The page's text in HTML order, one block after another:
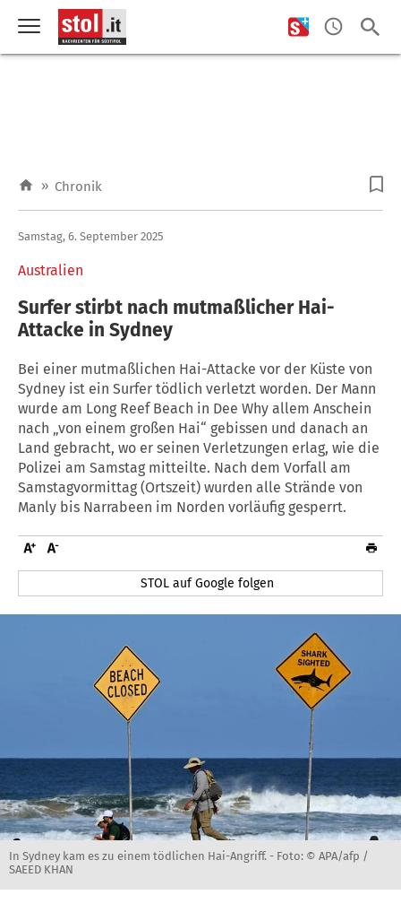
» Chronik
Australien
Samstag, 6. September 2025
Surfer stirbt nach mutmaßlicher Hai-
Attacke in Sydney
Bei einer mutmaßlichen Hai-Attacke vor der Küste von
Sydney ist ein Surfer tödlich verletzt worden. Der Mann
wurde am Long Reef Beach in Dee Why allem Anschein
nach „von einem großen Hai“ gebissen und danach an
Land gebracht, wo er seinen Verletzungen erlag, wie die
Polizei am Samstag mitteilte. Nach dem Vorfall am
Samstagvormittag (Ortszeit) wurden alle Strände von
Manly bis Narrabeen im Norden vorläufig gesperrt.
STOL auf Google folgen
In Sydney kam es zu einem tödlichen Hai-Angriff. - Foto: © APA/afp /
SAEED KHAN